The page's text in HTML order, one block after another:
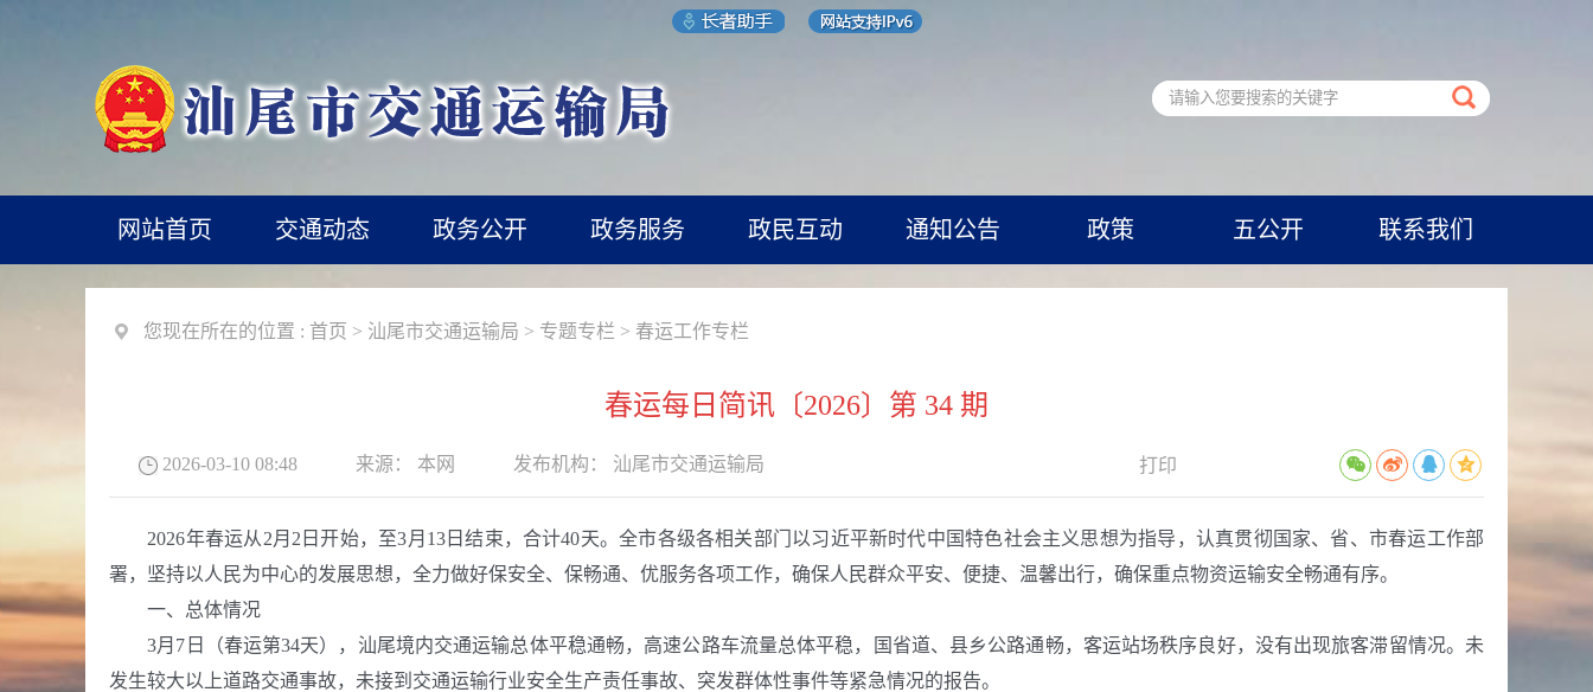
网站首页 交通动态 政务公开 政务服务 政民互动 通知公告 政策 五公开 联系我们
您现在所在的位置 : 首页 > 汕尾市交通运输局 > 专题专栏 > 春运工作专栏
春运每日简讯〔2026〕第 34 期
2026-03-10 08:48 来源： 本网 发布机构： 汕尾市交通运输局 打印
2026年春运从2月2日开始，至3月13日结束，合计40天。全市各级各相关部门以习近平新时代中国特色社会主义思想为指导，认真贯彻国家、省、市春运工作部
署，坚持以人民为中心的发展思想，全力做好保安全、保畅通、优服务各项工作，确保人民群众平安、便捷、温馨出行，确保重点物资运输安全畅通有序。
一、总体情况
3月7日（春运第34天），汕尾境内交通运输总体平稳通畅，高速公路车流量总体平稳，国省道、县乡公路通畅，客运站场秩序良好，没有出现旅客滞留情况。未
发生较大以上道路交通事故，未接到交通运输行业安全生产责任事故、突发群体性事件等紧急情况的报告。